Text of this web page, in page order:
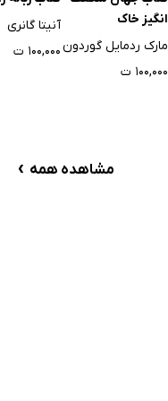
انگیز خاک
مارک ردمایل گوردون
۱۰۰,۰۰۰ ت
آنیتا گانری
۱۰۰,۰۰۰ ت
مشاهده همه ›